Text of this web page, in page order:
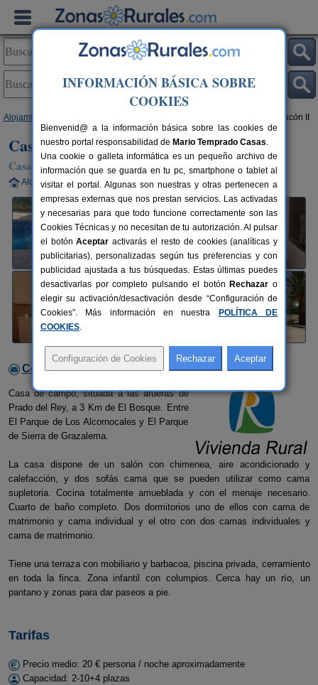
Alojamientos > Casa de Campo Chacón II
Casa de Campo Chacón II
Casa Rural en Prado del Rey (Cádiz)
Alquiler completo 2-10+4 plazas 90 km de Cádiz
Contactar con el alojamiento
Casa de campo, situada a las afueras de
Prado del Rey, a 3 Km de El Bosque. Entre
El Parque de Los Alcornocales y El Parque
de Sierra de Grazalema.
La casa dispone de un salón con chimenea, aire acondicionado y
calefacción, y dos sofás cama que se pueden utilizar como cama
supletoria. Cocina totalmente amueblada y con el menaje necesario.
Cuarto de baño completo. Dos dormitorios uno de ellos con cama de
matrimonio y cama individual y el otro con dos camas individuales y
cama de matrimonio.
Tiene una terraza con mobiliario y barbacoa, piscina privada, cerramiento
en toda la finca. Zona infantil con columpios. Cerca hay un río, un
pantano y zonas para dar paseos a pie.
Tarifas
Precio medio: 20 € persona / noche aproximadamente
Capacidad: 2-10+4 plazas
INFORMACIÓN BÁSICA SOBRE
COOKIES
Bienvenid@ a la información básica sobre las cookies de
nuestro portal responsabilidad de Mario Temprado Casas.
Una cookie o galleta informática es un pequeño archivo de
información que se guarda en tu pc, smartphone o tablet al
visitar el portal. Algunas son nuestras y otras pertenecen a
empresas externas que nos prestan servicios. Las activadas
y necesarias para que todo funcione correctamente son las
Cookies Técnicas y no necesitan de tu autorización. Al pulsar
el botónAceptar activarás el resto de cookies (analíticas y
publicitarias), personalizadas según tus preferencias y con
publicidad ajustada a tus búsquedas. Estas últimas puedes
desactivarlas por completo pulsando el botón Rechazar o
elegir su activación/desactivación desde “Configuración de
Cookies”. Más información en nuestra
POLÍTICA DE
COOKIES.